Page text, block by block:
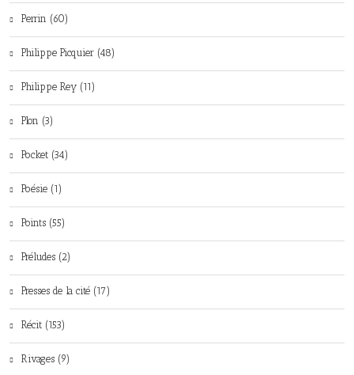
Perrin (60)
Philippe Picquier (48)
Philippe Rey (11)
Plon (3)
Pocket (34)
Poésie (1)
Points (55)
Préludes (2)
Presses de la cité (17)
Récit (153)
Rivages (9)